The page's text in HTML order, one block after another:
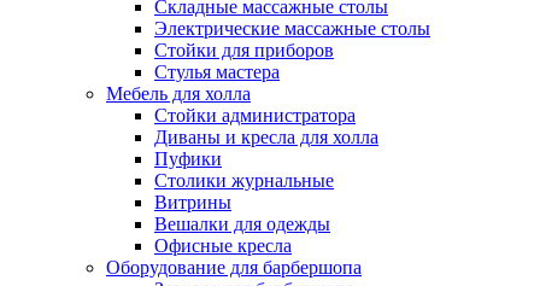
Складные массажные столы
Электрические массажные столы
Стойки для приборов
Стулья мастера
Мебель для холла
Стойки администратора
Диваны и кресла для холла
Пуфики
Столики журнальные
Витрины
Вешалки для одежды
Офисные кресла
Оборудование для барбершопа